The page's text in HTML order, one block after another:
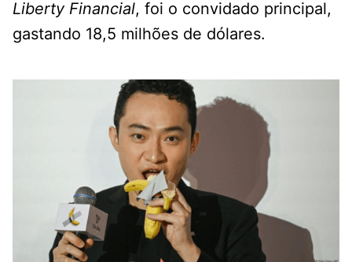
Liberty Financial, foi o convidado principal,
gastando 18,5 milhões de dólares.